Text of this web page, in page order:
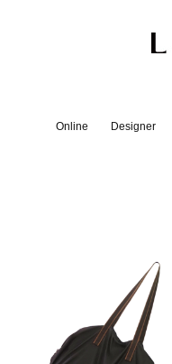
Online Designer